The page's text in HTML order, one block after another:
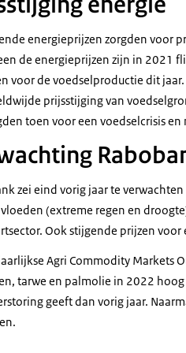
energieprijzen zorgden voor
de energieprijzen zijn in 2021
voor de voedselproductie dit jaar.
prijsstijging van
toen voor een voedselcrisis
zei eind vorig jaar te
(extreme regen en
Ook stijgende prijzen
Agri Commodity Markets
tarwe en palmolie in 2022
geeft dan vorig jaar.